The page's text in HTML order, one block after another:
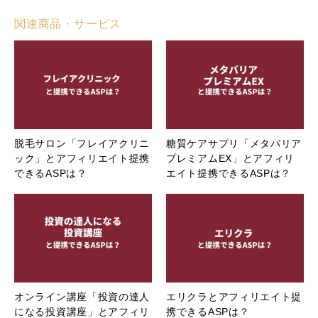
関連商品・サービス
脱毛サロン「フレイアクリニ
ック」とアフィリエイト提携
できるASPは？
糖質ケアサプリ「メタバリア
プレミアムEX」とアフィリ
エイト提携できるASPは？
オンライン講座「投資の達人
になる投資講座」とアフィリ
エリクラとアフィリエイト提
携できるASPは？